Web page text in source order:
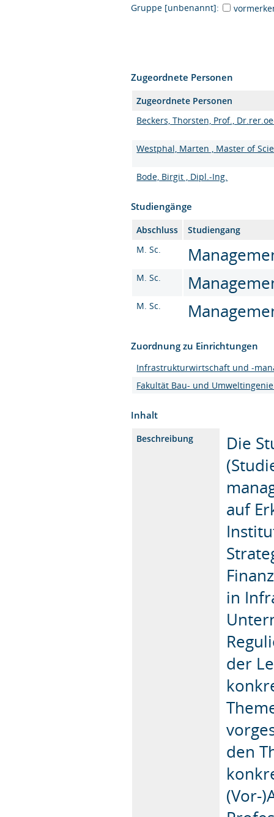
Gruppe [unbenannt]:
Zugeordnete Personen
Zugeordnete Personen
Beckers, Thorsten, Prof.,
Westphal, Marten , Master of
Bode, Birgit , Dipl.-Ing.
Studiengänge
Abschluss
Studiengang
M. Sc.
M. Sc.
M. Sc.
Zuordnung zu Einrichtungen
Infrastrukturwirtschaft und -
Fakultät Bau- und
Inhalt
Beschreibung
Die
auf
in
der
den
(Vor-